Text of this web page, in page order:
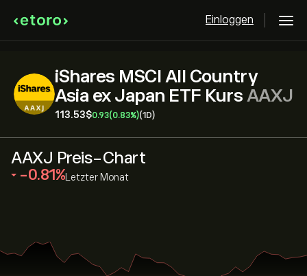
Einloggen
iShares MSCI All Country
Asia ex Japan ETF Kurs AAXJ
113.53‎$‎0.93(0.83%)(1D)
AAXJ Preis-Chart
‎-0.81‎ Letzter Monat